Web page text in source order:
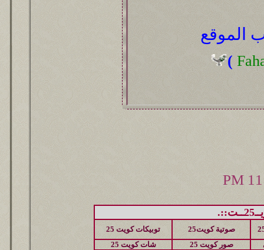
الموقع
(
صوتية كويت25
توبيكات كويت 25
صور كويت 25
شات كويت 25